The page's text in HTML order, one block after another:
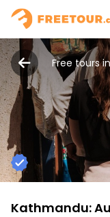
Free tours
Kathmandu: